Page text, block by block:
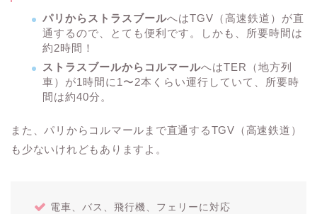
パリからストラスブールへはTGV（高速鉄道）が直
通するので、とても便利です。しかも、所要時間は
約2時間！
ストラスブールからコルマールへはTER（地方列
車）が1時間に1〜2本くらい運行していて、所要時
間は約40分。
また、パリからコルマールまで直通するTGV（高速鉄道）
も少ないけれどもありますよ。
電車、バス、飛行機、フェリーに対応